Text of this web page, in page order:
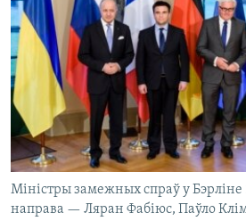
КУЛЬТУРА
КАЛЯНДАР
МОВА
НА ХВАЛЯХ СВАБОДЫ
Міністры замежных спраў у Бэрліне
направа — Ляран Фабіюс, Паўло